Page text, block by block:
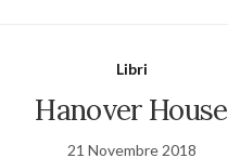
Libri
Hanover House
21 Novembre 2018